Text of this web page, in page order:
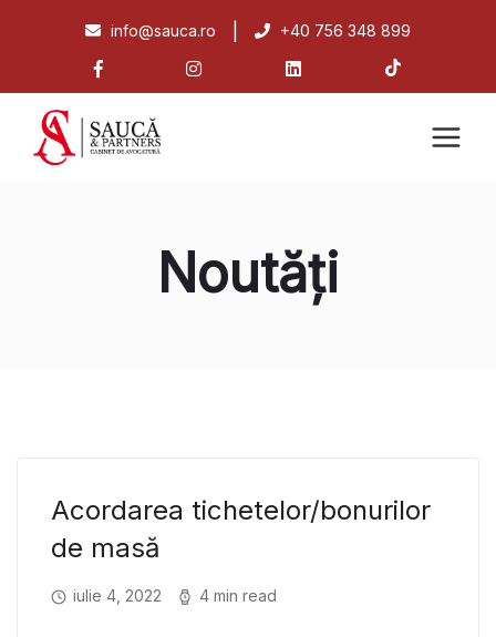
+40 756 348 899
info@sauca.ro
Noutăți
Acordarea tichetelor/bonurilor
de masă
iulie 4, 2022 4 min read